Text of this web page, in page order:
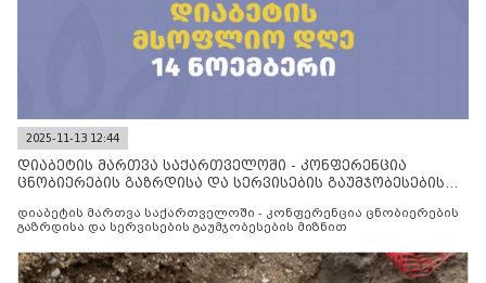
2025-11-13 12:44
დიაბეტის მართვა საქართველოში - კონფერენცია
ცნობიერების გაზრდისა და სერვისების გაუმჯობესების
დიაბეტის მართვა საქართველოში - კონფერენცია ცნობიერების
გაზრდისა და სერვისების გაუმჯობესების მიზნით